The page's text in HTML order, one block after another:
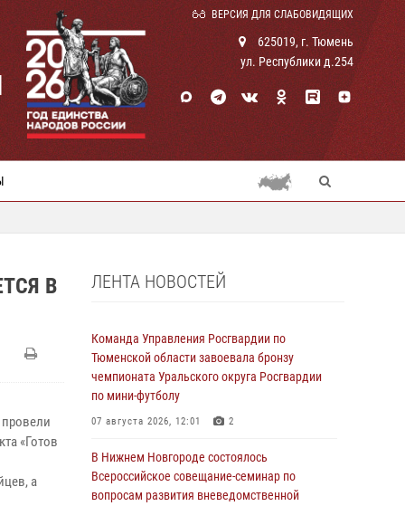
ВЕРСИЯ ДЛЯ СЛАБОВИДЯЩИХ
625019, г. Тюмень
ул. Республики д.254
В
«Готов
а
ЛЕНТА НОВОСТЕЙ
Команда Управления Росгвардии по
Тюменской области завоевала бронзу
чемпионата Уральского округа Росгвардии
по мини-футболу
07 августа 2026, 12:01 2
В Нижнем Новгороде состоялось
Всероссийское совещание-семинар по
вопросам развития вневедомственной